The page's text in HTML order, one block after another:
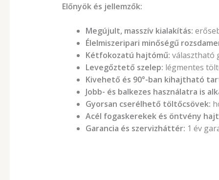
Előnyök és jellemzők:
Megújult, masszív kialakítás:
Élelmiszeripari minőségű
Kétfokozatú hajtómű: választható
Levegőztető szelep: légmentes
Kivehető és 90°-ban kihajtható
Jobb- és balkezes használatra is
Gyorsan cserélhető töltőcsövek:
Acél fogaskerekek és öntvény
Garancia és szervizháttér: 1 év